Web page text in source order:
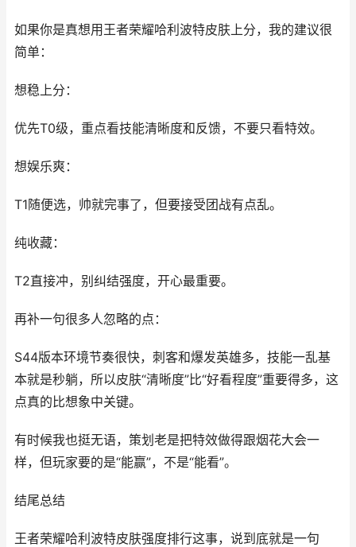
如果你是真想用王者荣耀哈利波特皮肤上分，我的建议很
简单：
想稳上分：
优先T0级，重点看技能清晰度和反馈，不要只看特效。
想娱乐爽：
T1随便选，帅就完事了，但要接受团战有点乱。
纯收藏：
T2直接冲，别纠结强度，开心最重要。
再补一句很多人忽略的点：
S44版本环境节奏很快，刺客和爆发英雄多，技能一乱基
本就是秒躺，所以皮肤“清晰度”比“好看程度”重要得多，这
点真的比想象中关键。
有时候我也挺无语，策划老是把特效做得跟烟花大会一
样，但玩家要的是“能赢”，不是“能看”。
结尾总结
王者荣耀哈利波特皮肤强度排行这事，说到底就是一句